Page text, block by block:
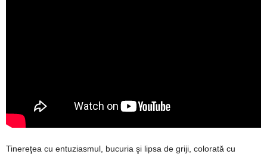
Tinereţea cu entuziasmul, bucuria şi lipsa de griji, colorată cu